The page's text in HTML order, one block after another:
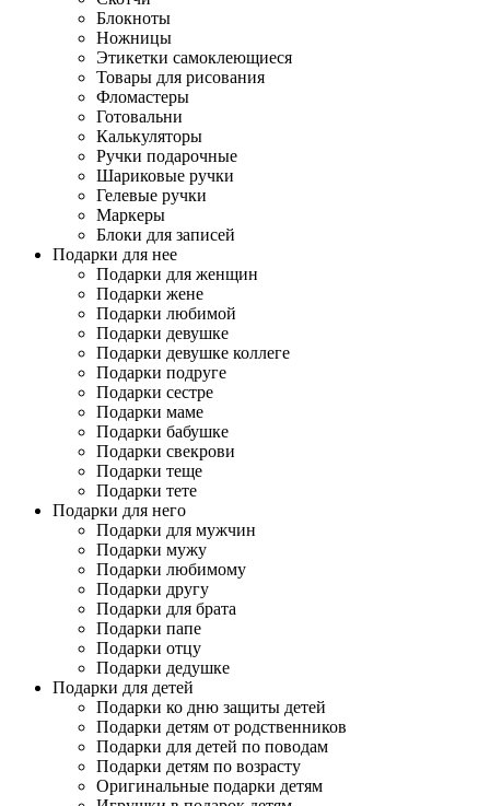
Блокноты
Ножницы
Этикетки самоклеющиеся
Товары для рисования
Фломастеры
Готовальни
Калькуляторы
Ручки подарочные
Шариковые ручки
Гелевые ручки
Маркеры
Блоки для записей
Подарки для нее
Подарки для женщин
Подарки жене
Подарки любимой
Подарки девушке
Подарки девушке коллеге
Подарки подруге
Подарки сестре
Подарки маме
Подарки бабушке
Подарки свекрови
Подарки теще
Подарки тете
Подарки для него
Подарки для мужчин
Подарки мужу
Подарки любимому
Подарки другу
Подарки для брата
Подарки папе
Подарки отцу
Подарки дедушке
Подарки для детей
Подарки ко дню защиты детей
Подарки детям от родственников
Подарки для детей по поводам
Подарки детям по возрасту
Оригинальные подарки детям